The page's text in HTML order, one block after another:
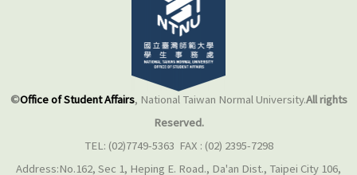
鍊
©Office of Student Affairs, National Taiwan Normal University.All rights
Reserved.
TEL: (02)7749-5363 FAX : (02) 2395-7298
Address:No.162, Sec 1, Heping E. Road., Da'an Dist., Taipei City 106,